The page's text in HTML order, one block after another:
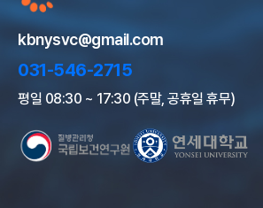
kbnysvc@gmail.com
031-546-2715
평일 08:30 ~ 17:30 (주말, 공휴일 휴무)